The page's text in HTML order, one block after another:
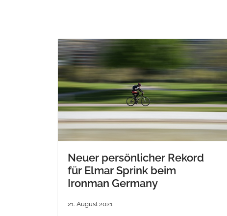
Neuer persönlicher Rekord
für Elmar Sprink beim
Ironman Germany
21. August 2021